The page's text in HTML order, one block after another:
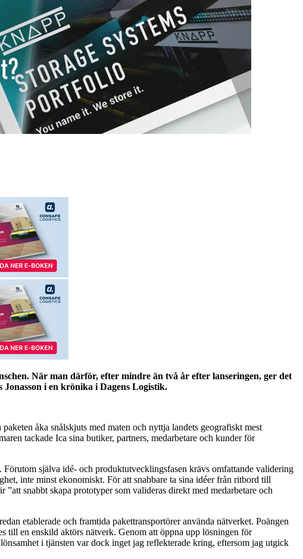
När man därför, efter mindre än två år efter lanseringen, ger det
i en krönika i Dagens Logistik.
åka snålskjuts med maten och nyttja landets geografiskt mest
tackade Ica sina butiker, partners, medarbetare och kunder för
själva idé- och produktutvecklingsfasen krävs omfattande validering
inte minst ekonomiskt. För att snabbare ta sina idéer från ritbord till
snabbt skapa prototyper som valideras direkt med medarbetare och
etablerade och framtida pakettransportörer använda nätverket. Poängen
till en enskild aktörs nätverk. Genom att öppna upp lösningen för
i tjänsten var dock inget jag reflekterade kring, eftersom jag utgick